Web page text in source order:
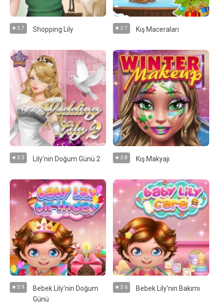
3.7 Shopping Lily 3.7 Kış Maceraları
3.3 Lily'nin Doğum Günü 2 3.8 Kış Makyajı
3.9
Bebek Lily'nin Doğum
Günü
3.6 Bebek Lily'nin Bakımı